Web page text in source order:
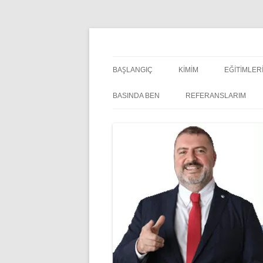
BAŞLANGIÇ KIMIM
BASINDA BEN REFERANSLARIM